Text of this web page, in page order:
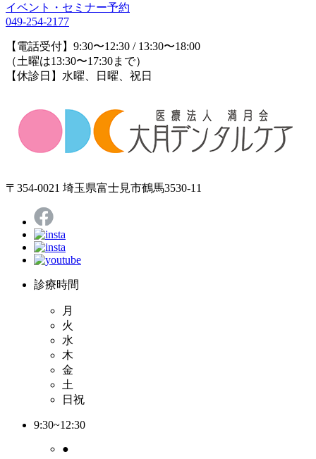
イベント・セミナー予約
049-254-2177
【電話受付】9:30〜12:30 / 13:30〜18:00
（土曜は13:30〜17:30まで）
【休診日】水曜、日曜、祝日
〒354-0021 埼玉県富士見市鶴馬3530-11
診療時間
月
火
水
木
金
土
日祝
9:30~12:30
●